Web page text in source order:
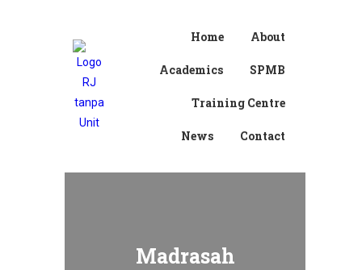
Home About
Academics SPMB
Training Centre
News Contact
Madrasah